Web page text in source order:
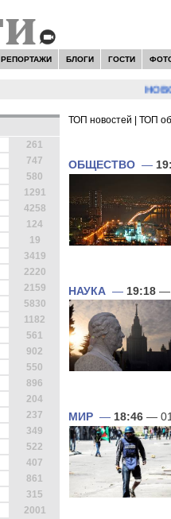
РЕПОРТАЖИ БЛОГИ ГОСТИ
261
747
580
1291
4258
124
19
3419
2220
2159
5830
1182
561
902
550
896
204
237
349
522
407
861
315
2001
ТОП новостей ТОП
ОБЩЕСТВО —
НАУКА — 19:18 —
МИР — 18:46 —